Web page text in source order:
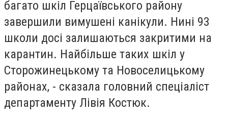
багато шкіл Герцаївського району
завершили вимушені канікули. Нині 93
школи досі залишаються закритими на
карантин. Найбільше таких шкіл у
Сторожинецькому та Новоселицькому
районах, - сказала головний спеціаліст
департаменту Лівія Костюк.